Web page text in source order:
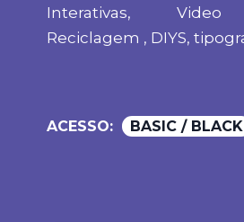
Interativas, Video
Reciclagem , DIYS,
ACESSO: BASIC / BLACK